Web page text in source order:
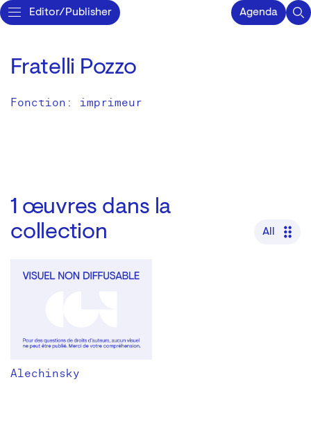
Editor/Publisher Agenda
Fratelli Pozzo
Fonction: imprimeur
1 œuvres dans la
collection
All
Alechinsky